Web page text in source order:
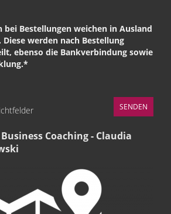
bei Bestellungen weichen in Ausland
Diese werden nach Bestellung
ebenso die Bankverbindung sowie
Coaching - Claudia